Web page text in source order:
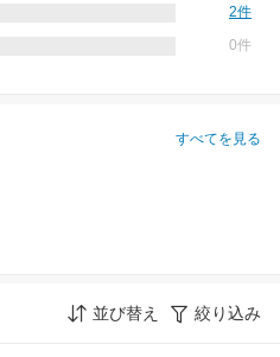
2件
0件
すべてを見る
並び替え 絞り込み